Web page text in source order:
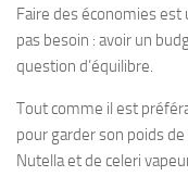
Faire des économies est
pas besoin : avoir un
question d’équilibre.
Tout comme il est
pour garder son poids
Nutella et de celeri